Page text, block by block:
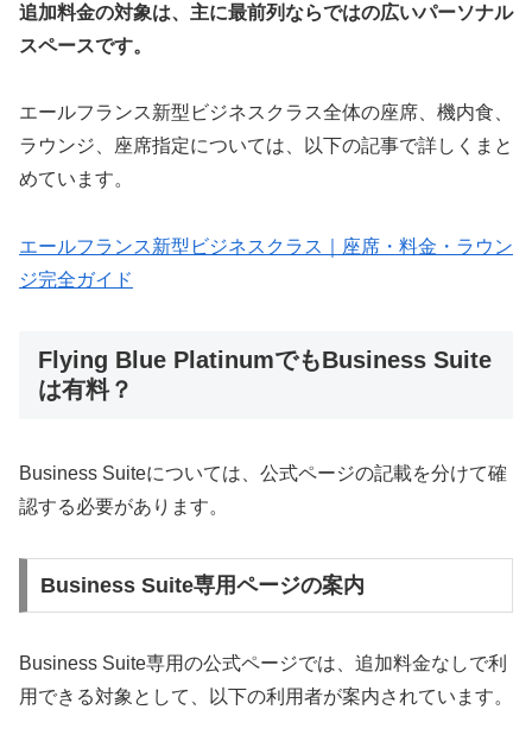
追加料金の対象は、主に最前列ならではの広いパーソナル
スペースです。
エールフランス新型ビジネスクラス全体の座席、機内食、
ラウンジ、座席指定については、以下の記事で詳しくまと
めています。
エールフランス新型ビジネスクラス｜座席・料金・ラウン
ジ完全ガイド
Flying Blue PlatinumでもBusiness Suite
は有料？
Business Suiteについては、公式ページの記載を分けて確
認する必要があります。
Business Suite専用ページの案内
Business Suite専用の公式ページでは、追加料金なしで利
用できる対象として、以下の利用者が案内されています。